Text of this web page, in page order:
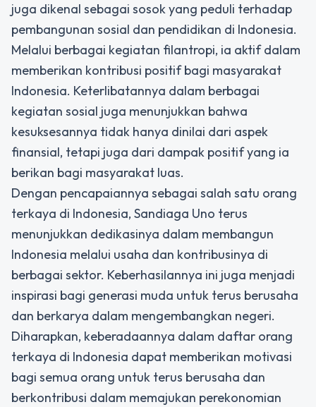
juga dikenal sebagai sosok yang peduli terhadap
pembangunan sosial dan pendidikan di Indonesia.
Melalui berbagai kegiatan filantropi, ia aktif dalam
memberikan kontribusi positif bagi masyarakat
Indonesia. Keterlibatannya dalam berbagai
kegiatan sosial juga menunjukkan bahwa
kesuksesannya tidak hanya dinilai dari aspek
finansial, tetapi juga dari dampak positif yang ia
berikan bagi masyarakat luas.
Dengan pencapaiannya sebagai salah satu orang
terkaya di Indonesia, Sandiaga Uno terus
menunjukkan dedikasinya dalam membangun
Indonesia melalui usaha dan kontribusinya di
berbagai sektor. Keberhasilannya ini juga menjadi
inspirasi bagi generasi muda untuk terus berusaha
dan berkarya dalam mengembangkan negeri.
Diharapkan, keberadaannya dalam daftar orang
terkaya di Indonesia dapat memberikan motivasi
bagi semua orang untuk terus berusaha dan
berkontribusi dalam memajukan perekonomian